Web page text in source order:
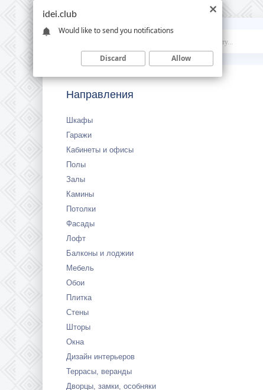
Idei
Направления
Шкафы
Гаражи
Кабинеты и офисы
Полы
Залы
Камины
Потолки
Фасады
Лофт
Балконы и лоджии
Мебель
Обои
Плитка
Стены
Шторы
Окна
Дизайн интерьеров
Террасы, веранды
Дворцы, замки, особняки
idei.club
Would like to send you notifications
Discard Allow